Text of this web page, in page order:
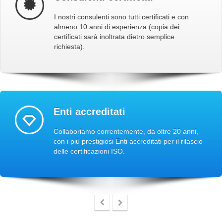
I nostri consulenti sono tutti certificati e con
almeno 10 anni di esperienza (copia dei
certificati sarà inoltrata dietro semplice
richiesta).
Enti accreditati
Collaboriamo correntemente, da oltre 20 anni,
con i più prestigiosi Enti accreditati per il rilascio
delle certificazioni ISO.